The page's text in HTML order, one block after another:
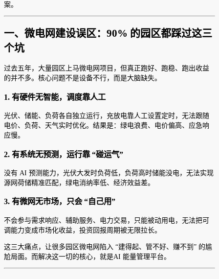
案。
一、微电网建设误区：90% 的园区都踩过这三
个坑
过去五年，大量园区上马微电网项目，但真正跑好、跑稳、跑出收益
的并不多。核心问题不是设备不行，而是大脑缺失。
1. 有硬件无智能，调度靠人工
光伏、储能、负荷各自独立运行，充放电靠人工设置定时，无法跟随
电价、负荷、天气实时优化。结果是：绿电浪费、电价偏高、应急响
应慢。
2. 有系统无预测，运行靠 “碰运气”
没有 AI 预测能力，光伏大发时负荷低，负荷高时储能没电，无法实现
源网荷储精准匹配，绿电消纳率低、经济效益差。
3. 有微网无市场，只会 “自己用”
不会参与需求响应、辅助服务、电力交易，只能被动用电，无法把可
调能力变成市场化收益，投资回报周期被无限拉长。
这三大痛点，让很多园区微电网陷入 “建得起、管不好、赚不到” 的尴
尬局面。而解决这一切的核心，就是AI 能量管理平台。